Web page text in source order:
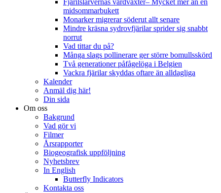
midsommarbukett
Monarker migrerar söderut allt senare
Mindre kräsna sydrovfjärilar sprider sig snabbt
norrut
Vad tittar du på?
Många slags pollinerare ger större bomullsskörd
Två generationer påfågelöga i Belgien
Vackra fjärilar skyddas oftare än alldagliga
Kalender
Anmäl dig här!
Din sida
Om oss
Bakgrund
Vad gör vi
Filmer
Årsrapporter
Biogeografisk uppföljning
Nyhetsbrev
In English
Butterfly Indicators
Kontakta oss